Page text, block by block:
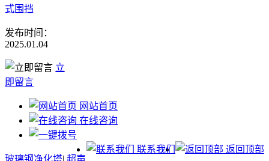
式围挡
发布时间：
2025.01.04
立
即留言
网站首页
在线咨询
返回顶部
联系我们
玻璃钢净化塔| 超声